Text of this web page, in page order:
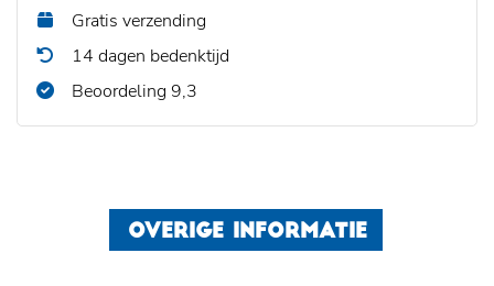
Gratis verzending
14 dagen bedenktijd
Beoordeling 9,3
OVERIGE INFORMATIE